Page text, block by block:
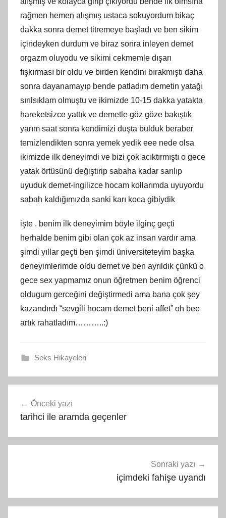
rağmen hemen alışmış ustaca sokuyordum bikaç
dakka sonra demet titremeye başladı ve ben sikim
içindeyken durdum ve biraz sonra inleyen demet
orgazm oluyodu ve sikimi cekmemle dışarı
fışkırması bir oldu ve birden kendini bırakmıştı daha
sonra dayanamayıp bende patladım demetin yatağı
sırılsıklam olmuştu ve ikimizde 10-15 dakka yatakta
hareketsizce yattık ve demetle göz göze bakıştık
yarım saat sonra kendimizi duşta bulduk beraber
temizlendikten sonra yemek yedik eee nede olsa
ikimizde ilk deneyimdi ve bizi çok acıktırmıştı o gece
yatak örtüsünü değiştirip sabaha kadar sarılıp
uyuduk demet-ingilizce hocam kollarımda uyuyordu
sabah kaldığımızda sanki karı koca gibiydik
işte . benim ilk deneyimim böyle ilginç geçti
herhalde benim gibi olan çok az insan vardır ama
şimdi yıllar geçti ben şimdi üniversiteteyim başka
deneyimlerimde oldu demet ve ben ayrıldık çünkü o
gece sex yapmamız onun öğretmen benim öğrenci
oldugum gerceğini değiştirmedi ama bana çok şey
kazandırdı “sevgili hocam demet beni affet” oh bee
artık rahatladım………..:)
Seks Hikayeleri
gezinmesi
Önceki yazı
tarihci ile aramda geçenler
Sonraki yazı
içimdeki fahişe uyandı